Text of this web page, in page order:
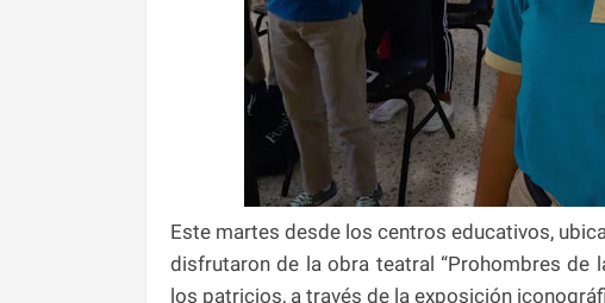
Este martes desde los centros educativos,
disfrutaron de la obra teatral “Prohombres de
los patricios, a través de la exposición